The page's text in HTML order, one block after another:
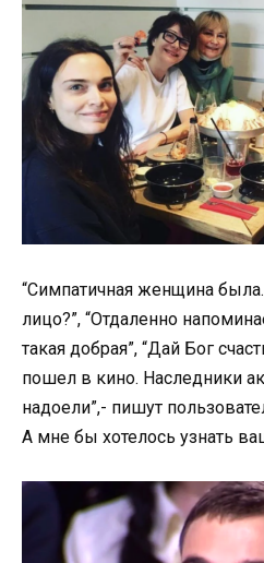
“Симпатичная женщина
лицо?”, “Отдаленно
такая добрая”, “Дай Бог
пошел в кино. Наследники
надоели”,- пишут
А мне бы хотелось узнать